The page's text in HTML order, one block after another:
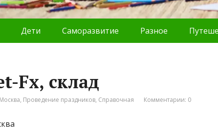
Дети Саморазвитие Разное
Fx, склад
Москва, Проведение праздников, Справочная Комментарии: 0